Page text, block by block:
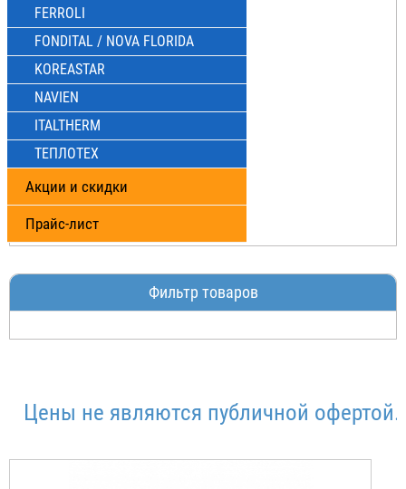
FERROLI
FONDITAL / NOVA FLORIDA
KOREASTAR
NAVIEN
ITALTHERM
ТЕПЛОТЕХ
Акции и скидки
Прайс-лист
Фильтр товаров
не являются публичной офертой.